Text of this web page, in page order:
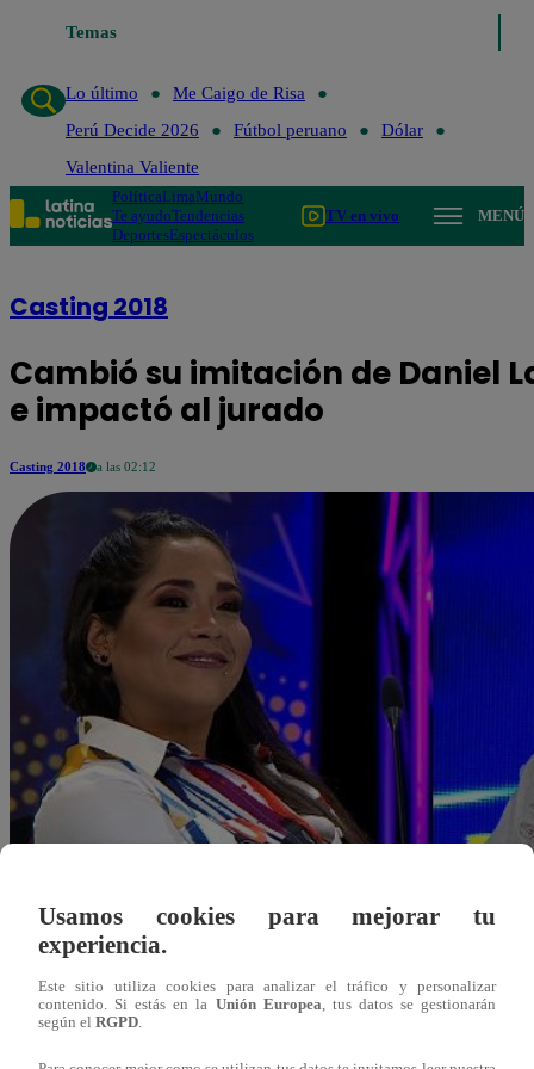
Temas
Caigo de Risa
Lo último
Me Caigo de Risa
Perú Decide 2026
Fútbol peruano
Dólar
Valentina Valiente
PolíticaLimaMundo
Te ayudoTendencias
DeportesEspectáculos
TV en vivo MENÚ
Casting 2018
Cambió su imitación de Daniel
e impactó al jurado
Casting 2018 a las 02:12
Usamos cookies para mejorar tu
experiencia.
Este sitio utiliza cookies para analizar el tráfico y personalizar
contenido. Si estás en la Unión Europea, tus datos se gestionarán
según el RGPD.